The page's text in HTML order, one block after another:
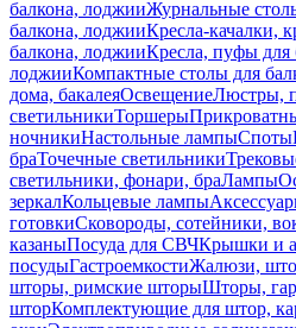
балкона, лоджииЖурнальные
балкона, лоджииКресла-качалки,
балкона, лоджииКресла, пуфы для
лоджииКомпактные столы для
дома, бакалеяОсвещениеЛюстры,
светильникиТоршеры
ночникиНастольные лампыСпоты
браТочечные светильники
светильники, фонари, браЛампы
зеркалКольцевые лампы
готовкиСковороды, сотейники,
казаныПосуда для СВЧКрышки и
посудыГастроемкостиЖалюзи,
шторы, римские шторыШторы,
шторКомплектующие для штор,